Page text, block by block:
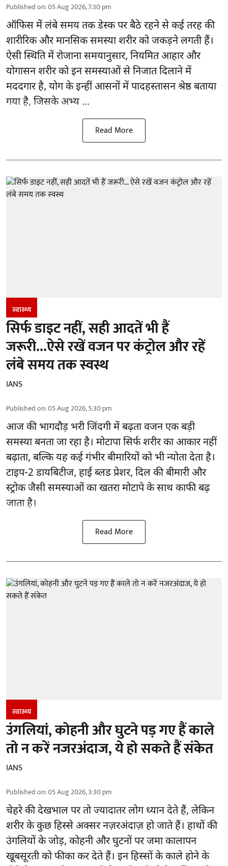
Published on:05 Aug 2026, 7:30 pm
ऑफिस में लंबे समय तक डेस्क पर बैठे रहने से कई तरह की
शारीरिक और मानसिक समस्या शरीर को जकड़ने लगती हैं।
ऐसी स्थिति में रोजाना समयानुसार, नियमित आहार और
योगासनशरीर को इन समस्याओं से निजात दिलाने में
मददगार है, योग के इन्हीं आसनों में पादहस्तासन श्रेष्ठ बताया
गया है, जिसके अभ्य ...
Read More
स्वास्थ्य
सिर्फ डाइट नहीं, सही आदतें भी हैं
जरूरी...ऐसे रखें वजन पर कंट्रोल और रहें
लंबे समय तक स्वस्थ
IANS
Published on:05 Aug 2026, 5:30 pm
आज की भागदौड़ भरी जिंदगी में बढ़ता वजन एक बड़ी
समस्या बनता जा रहा है। मोटापा सिर्फ शरीर का आकार नहीं
बढ़ाता, बल्कि यह कई गंभीर बीमारियों को भी न्योता देता है।
टाइप-2 डायबिटीज, हाई ब्लड प्रेशर, दिल की बीमारी और
स्ट्रोक जैसी समस्याओं का खतरा मोटापे के साथ काफी बढ़
जाता है।
Read More
स्वास्थ्य
उंगलियां, कोहनी और घुटने पड़ गए हैं काले
तो न करें नजरअंदाज, ये हो सकते हैं संकेत
IANS
Published on:05 Aug 2026, 3:30 pm
चेहरे की देखभालपर तो ज्यादातर लोग ध्यान देते हैं, लेकिन
शरीर के कुछ हिस्से अक्सर नज़रअंदाज़ हो जाते हैं। हाथों की
उंगलियों के जोड़, कोहनी और घुटनों पर जमा कालापन
खूबसूरती को फीका कर देते हैं। इन हिस्सों के काले होने के